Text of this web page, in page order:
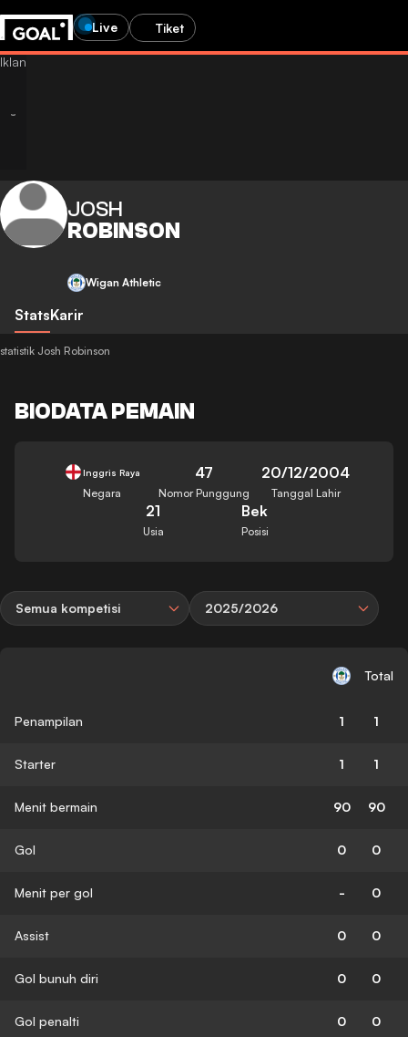
Live Tiket
JOSH
ROBINSON
Wigan Athletic
StatsKarir
statistik Josh Robinson
BIODATA PEMAIN
Inggris Raya
Negara
47
Nomor Punggung
20/12/2004
Tanggal Lahir
21
Usia
Bek
Posisi
Semua kompetisi 2025/2026
Total
Penampilan 1 1
Starter 1 1
Menit bermain 90 90
Gol 0 0
Menit per gol - 0
Assist 0 0
Gol bunuh diri 0 0
Gol penalti 0 0